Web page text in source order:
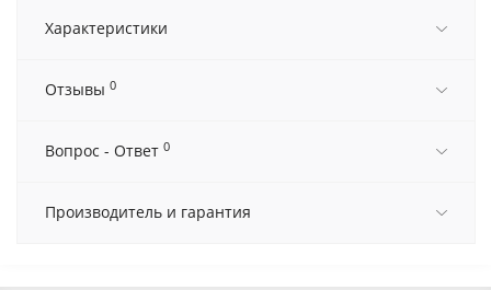
Характеристики
Отзывы 0
Вопрос - Ответ 0
Производитель и гарантия